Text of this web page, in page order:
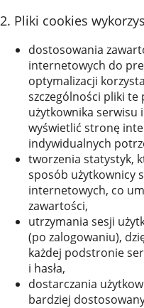
2. Pliki cookies
dostosowania
internetowych do
optymalizacji
szczególności pliki te
użytkownika
wyświetlić stronę
indywidualnych
tworzenia statystyk,
sposób użytkownicy
internetowych, co
zawartości,
utrzymania sesji
(po zalogowaniu),
każdej podstronie
i hasła,
dostarczania
bardziej